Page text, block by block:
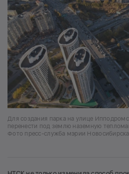
Для создания парка на улице
перенести под землю наземную
Фото пресс-служба мэрии Новосибирска